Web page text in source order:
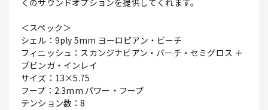
くのサウンドオプションを提供してくれます。
＜スペック＞
シェル：9ply 5mm ヨーロピアン・ビーチ
フィニッシュ：スカンジナビアン・バーチ・セミグロス ＋
ブビンガ・インレイ
サイズ：13×5.75
フープ：2.3mm パワー・フープ
テンション数：8